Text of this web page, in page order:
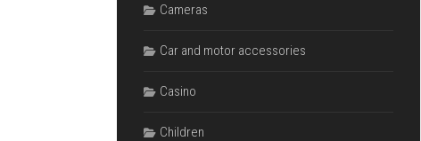
Cameras
Car and motor accessories
Casino
Children